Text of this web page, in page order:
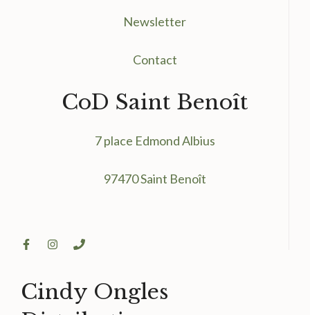
Newsletter
Contact
CoD Saint Benoît
7 place Edmond Albius
97470 Saint Benoît
Cindy Ongles